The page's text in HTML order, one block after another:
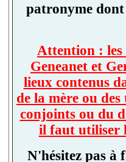
patronyme dont
Attention : les
Geneanet et
lieux contenus
de la mère ou
conjoints ou du
il faut utiliser
N'hésitez pas à